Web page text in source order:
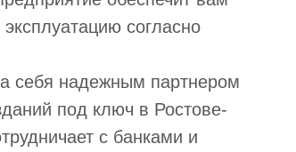
согласно
себя надежным партнером
под ключ в Ростове-
с банками и